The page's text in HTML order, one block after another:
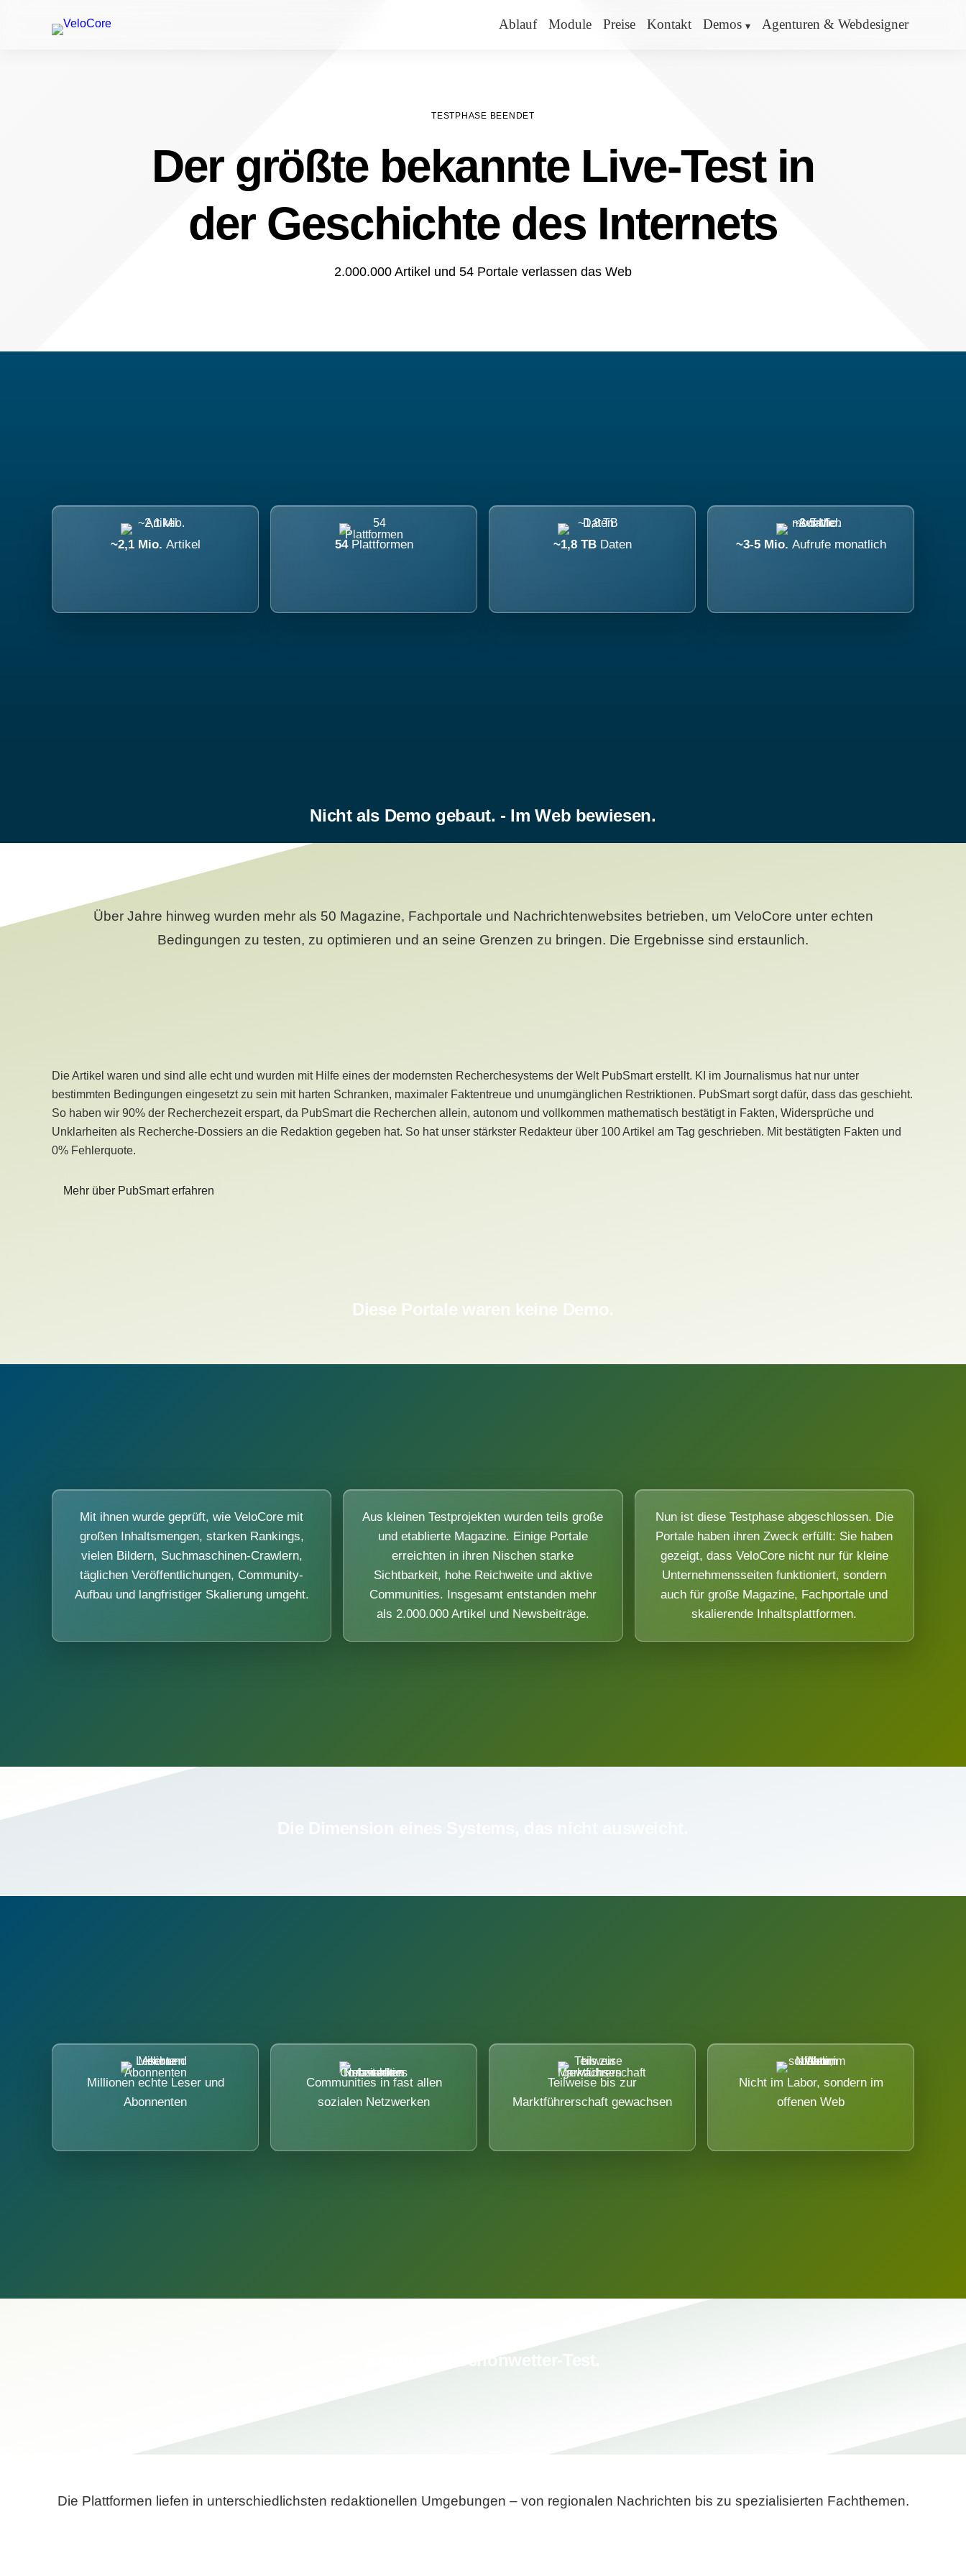
Ablauf Module Preise Kontakt Demos Agenturen & Webdesigner
TESTPHASE BEENDET
Der größte bekannte Live-Test in
der Geschichte des Internets
2.000.000 Artikel und 54 Portale verlassen das Web
~2,1 Mio. Artikel 54 Plattformen ~1,8 TB Daten ~3-5 Mio. Aufrufe monatlich
Nicht als Demo gebaut. - Im Web bewiesen.
Über Jahre hinweg wurden mehr als 50 Magazine, Fachportale und Nachrichtenwebsites betrieben, um VeloCore unter echten
Bedingungen zu testen, zu optimieren und an seine Grenzen zu bringen. Die Ergebnisse sind erstaunlich.
Die Artikel waren und sind alle echt und wurden mit Hilfe eines der modernsten Recherchesystems der Welt PubSmart erstellt. KI im Journalismus hat nur unter
bestimmten Bedingungen eingesetzt zu sein mit harten Schranken, maximaler Faktentreue und unumgänglichen Restriktionen. PubSmart sorgt dafür, dass das geschieht.
So haben wir 90% der Recherchezeit erspart, da PubSmart die Recherchen allein, autonom und vollkommen mathematisch bestätigt in Fakten, Widersprüche und
Unklarheiten als Recherche-Dossiers an die Redaktion gegeben hat. So hat unser stärkster Redakteur über 100 Artikel am Tag geschrieben. Mit bestätigten Fakten und
0% Fehlerquote.
Mehr über PubSmart erfahren
Diese Portale waren keine Demo.
Mit ihnen wurde geprüft, wie VeloCore mit
großen Inhaltsmengen, starken Rankings,
vielen Bildern, Suchmaschinen-Crawlern,
täglichen Veröffentlichungen, Community-
Aufbau und langfristiger Skalierung umgeht.
Aus kleinen Testprojekten wurden teils große
und etablierte Magazine. Einige Portale
erreichten in ihren Nischen starke
Sichtbarkeit, hohe Reichweite und aktive
Communities. Insgesamt entstanden mehr
als 2.000.000 Artikel und Newsbeiträge.
Nun ist diese Testphase abgeschlossen. Die
Portale haben ihren Zweck erfüllt: Sie haben
gezeigt, dass VeloCore nicht nur für kleine
Unternehmensseiten funktioniert, sondern
auch für große Magazine, Fachportale und
skalierende Inhaltsplattformen.
Millionen echte Leser und
Abonnenten
Communities in fast allen
sozialen Netzwerken
Teilweise bis zur
Marktführerschaft gewachsen
Nicht im Labor, sondern im
offenen Web
Die Plattformen liefen in unterschiedlichsten redaktionellen Umgebungen – von regionalen Nachrichten bis zu spezialisierten Fachthemen.